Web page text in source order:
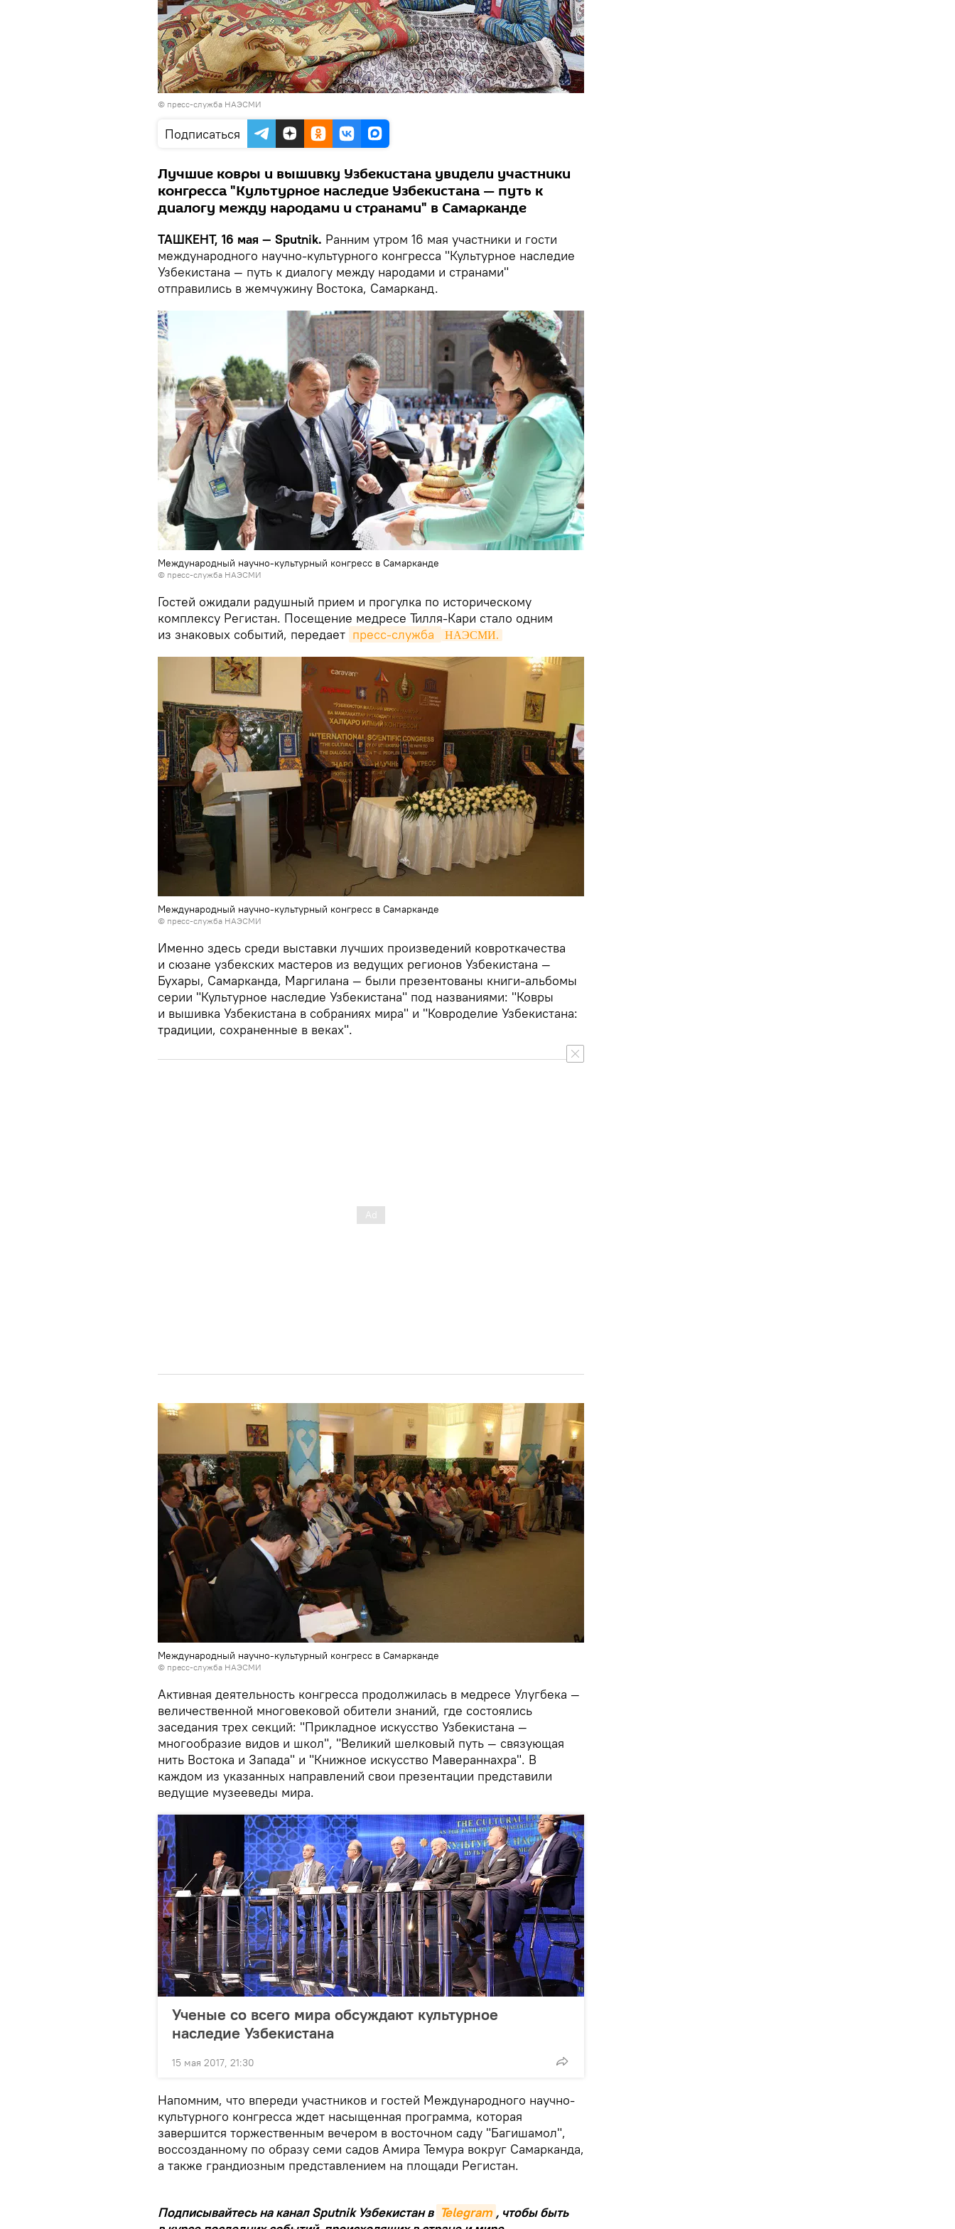
© пресс-служба НАЭСМИ
Подписаться
Лучшие ковры и вышивку Узбекистана увидели участники
конгресса "Культурное наследие Узбекистана — путь к
диалогу между народами и странами" в Самарканде
ТАШКЕНТ, 16 мая — Sputnik. Ранним утром 16 мая участники и гости
международного научно-культурного конгресса "Культурное наследие
Узбекистана — путь к диалогу между народами и странами"
отправились в жемчужину Востока, Самарканд.
Международный научно-культурный конгресс в Самарканде
© пресс-служба НАЭСМИ
Гостей ожидали радушный прием и прогулка по историческому
комплексу Регистан. Посещение медресе Тилля-Кари стало одним
из знаковых событий, передает пресс-служба НАЭСМИ.
Международный научно-культурный конгресс в Самарканде
© пресс-служба НАЭСМИ
Именно здесь среди выставки лучших произведений ковроткачества
и сюзане узбекских мастеров из ведущих регионов Узбекистана —
Бухары, Самарканда, Маргилана — были презентованы книги-альбомы
серии "Культурное наследие Узбекистана" под названиями: "Ковры
и вышивка Узбекистана в собраниях мира" и "Ковроделие Узбекистана:
традиции, сохраненные в веках".
Международный научно-культурный конгресс в Самарканде
© пресс-служба НАЭСМИ
Активная деятельность конгресса продолжилась в медресе Улугбека —
величественной многовековой обители знаний, где состоялись
заседания трех секций: "Прикладное искусство Узбекистана —
многообразие видов и школ", "Великий шелковый путь — связующая
нить Востока и Запада" и "Книжное искусство Мавераннахра". В
каждом из указанных направлений свои презентации представили
ведущие музееведы мира.
Ученые со всего мира обсуждают культурное
наследие Узбекистана
15 мая 2017, 21:30
Напомним, что впереди участников и гостей Международного научно-
культурного конгресса ждет насыщенная программа, которая
завершится торжественным вечером в восточном саду "Багишамол",
воссозданному по образу семи садов Амира Темура вокруг Самарканда,
а также грандиозным представлением на площади Регистан.
Подписывайтесь на канал Sputnik Узбекистан в Telegram , чтобы быть